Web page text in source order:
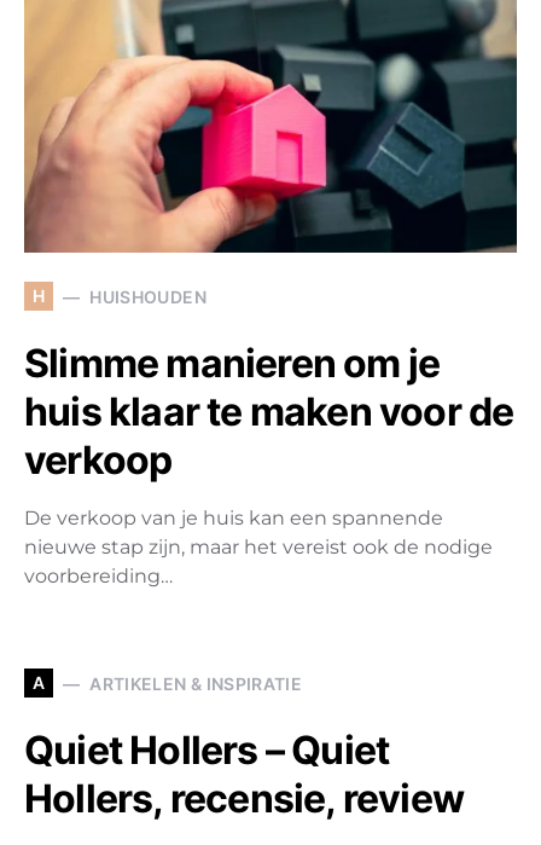
H HUISHOUDEN
Slimme manieren om je
huis klaar te maken voor de
verkoop
De verkoop van je huis kan een spannende
nieuwe stap zijn, maar het vereist ook de nodige
voorbereiding…
A ARTIKELEN & INSPIRATIE
Quiet Hollers – Quiet
Hollers, recensie, review